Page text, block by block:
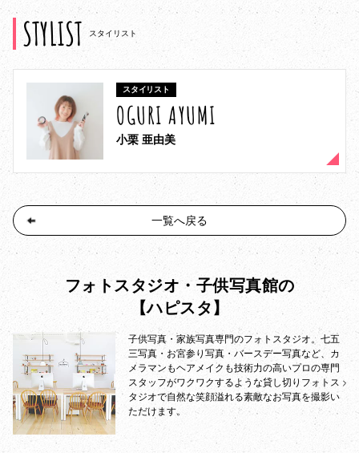
STYLIST スタイリスト
スタイリスト
OGURI AYUMI
小栗 亜由美
一覧へ戻る
フォトスタジオ・子供写真館の
【ハピスタ】
子供写真・家族写真専門のフォトスタジオ。七五
三写真・お宮参り写真・バースデー写真など、カ
メラマンもヘアメイクも技術力の高いプロの専門
スタッフがワクワクするような貸し切りフォトス
タジオで自然な笑顔溢れる素敵なお写真を撮影い
ただけます。